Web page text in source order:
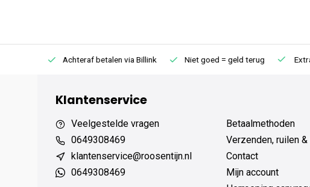
Achteraf betalen via Billink Niet goed = geld terug Extra
Klantenservice
Veelgestelde vragen
0649308469
klantenservice@roosentijn.nl
0649308469
Betaalmethoden
Verzenden, ruilen
Contact
Mijn account